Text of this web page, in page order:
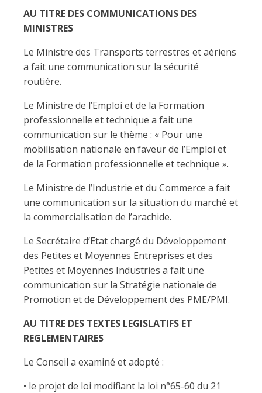
AU TITRE DES COMMUNICATIONS DES
MINISTRES
Le Ministre des Transports terrestres et aériens
a fait une communication sur la sécurité
routière.
Le Ministre de l’Emploi et de la Formation
professionnelle et technique a fait une
communication sur le thème : « Pour une
mobilisation nationale en faveur de l’Emploi et
de la Formation professionnelle et technique ».
Le Ministre de l’Industrie et du Commerce a fait
une communication sur la situation du marché et
la commercialisation de l’arachide.
Le Secrétaire d’Etat chargé du Développement
des Petites et Moyennes Entreprises et des
Petites et Moyennes Industries a fait une
communication sur la Stratégie nationale de
Promotion et de Développement des PME/PMI.
AU TITRE DES TEXTES LEGISLATIFS ET
REGLEMENTAIRES
Le Conseil a examiné et adopté :
• le projet de loi modifiant la loi n°65-60 du 21